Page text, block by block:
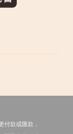
付款或匯款，